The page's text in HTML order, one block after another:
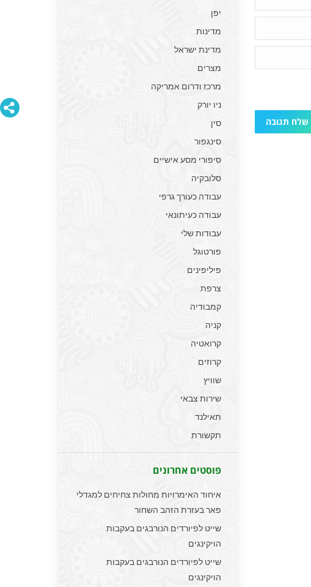
שלח תגובה
יפן
מדינות
מדינת ישראל
מצרים
מרכז ודרום אמריקה
ניו יורק
סין
סינגפור
סיפורי מסע אישיים
סלובקיה
עבודה כעורך גרפי
עבודה כעיתונאי
עבודות שלי
פורטוגל
פיליפינים
צרפת
קמבודיה
קניה
קרואטיה
קרוזים
שוויץ
שירות צבאי
תאילנד
תקשורת
פוסטים אחרונים
איחוד האימרויות מחולות צחיחים למגדלי
פאר בעזרת הזהב השחור
שייט לפיורדים הנורבגים בעקבות
הויקינגים
שייט לפיורדים הנורבגים בעקבות
הויקינגים